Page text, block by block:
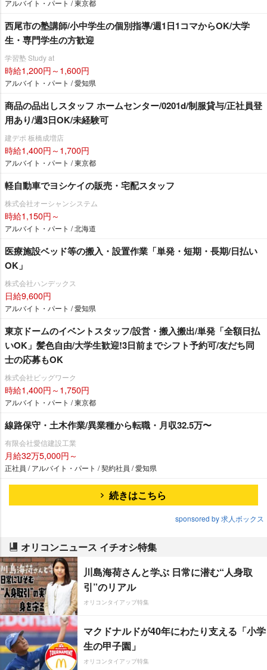
アルバイト・パート / 東京都
西尾市の塾講師/小中学生の個別指導/週1日1コマからOK/大学
生・専門学生の方歓迎
学習塾 Study at
時給1,200円～1,600円
アルバイト・パート / 愛知県
商品の品出しスタッフ ホームセンター/0201d/制服貸与/正社員登
用あり/週3日OK/未経験可
建デポ 板橋成増店
時給1,400円～1,700円
アルバイト・パート / 東京都
軽自動車でヨシケイの販売・宅配スタッフ
株式会社オーシャンシステム
時給1,150円～
アルバイト・パート / 北海道
医療施設ベッド等の搬入・設置作業「単発・短期・長期/日払い
OK」
株式会社ハンデックス
日給9,600円
アルバイト・パート / 愛知県
東京ドームのイベントスタッフ/設営・搬入搬出/単発「全額日払
いOK」髪色自由/大学生歓迎!3日前までシフト予約可/友だち同
士の応募もOK
株式会社ビッグワーク
時給1,400円～1,750円
アルバイト・パート / 東京都
線路保守・土木作業/異業種から転職・月収32.5万〜
有限会社愛信建設工業
月給32万5,000円～
正社員 / アルバイト・パート / 契約社員 / 愛知県
続きはこちら
sponsored by 求人ボックス
オリコンニュース イチオシ特集
川島海荷さんと学ぶ 日常に潜む“人身取
引”のリアル
オリコンタイアップ特集
マクドナルドが40年にわたり支える「小学
生の甲子園」
オリコンタイアップ特集